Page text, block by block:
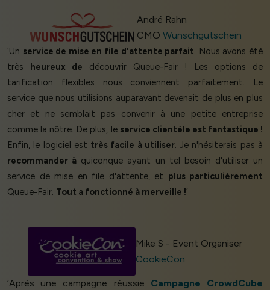
André Rahn
CMO Wunschgutschein
‘Un service de mise en file d'attente parfait. Nous avons été
très
heureux de découvrir Queue-Fair ! Les options de
tarification flexibles nous conviennent parfaitement. Le
service que nous utilisions auparavant devenait de plus en plus
cher et ne semblait pas convenir à une petite entreprise
comme la nôtre. De plus, le service clientèle est fantastique !
Enfin, le logiciel est très facile à utiliser. Je n'hésiterais pas à
recommander à quiconque ayant un tel besoin d'utiliser un
service de mise en file d'attente, et plus particulièrement
Queue-Fair. Tout a fonctionné à merveille !’
Mike S - Event Organiser
CookieCon
‘Après une campagne réussie Campagne CrowdCube